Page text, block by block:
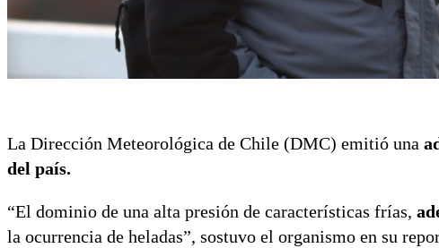
La Dirección Meteorológica de Chile (DMC) emitió una
del país.
“El dominio de una alta presión de características frías,
la ocurrencia de heladas”, sostuvo el organismo en su